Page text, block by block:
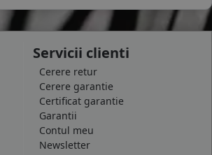
Servicii clienti
Cerere retur
Cerere garantie
Certificat garantie
Garantii
Contul meu
Newsletter